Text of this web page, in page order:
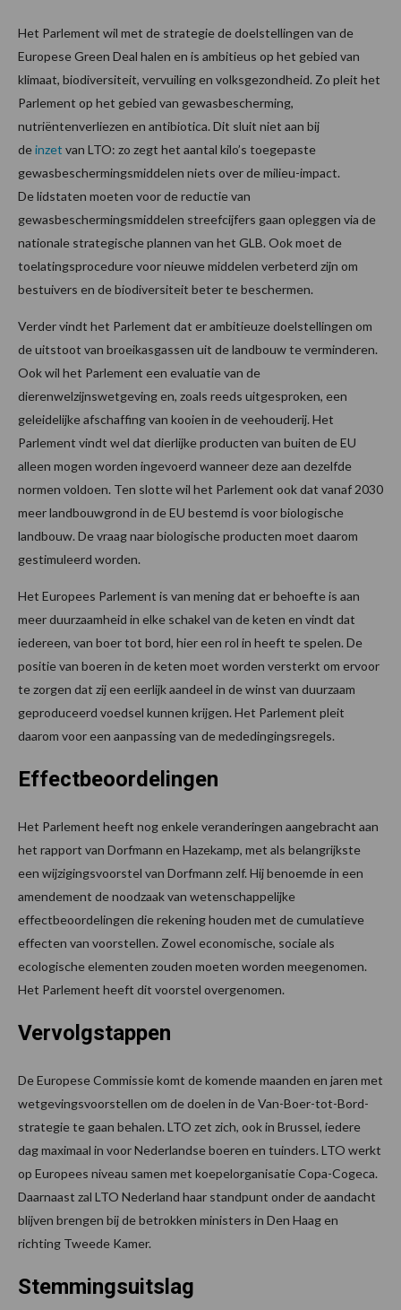
Het Parlement wil met de strategie de doelstellingen van de
Europese Green Deal halen en is ambitieus op het gebied van
klimaat, biodiversiteit, vervuiling en volksgezondheid. Zo pleit het
Parlement op het gebied van gewasbescherming,
nutriëntenverliezen en antibiotica. Dit sluit niet aan bij
deinzet van LTO: zo zegt het aantal kilo’s toegepaste
gewasbeschermingsmiddelen niets over de milieu-impact.
De lidstaten moeten voor de reductie van
gewasbeschermingsmiddelen streefcijfers gaan opleggen via de
nationale strategische plannen van het GLB. Ook moet de
toelatingsprocedure voor nieuwe middelen verbeterd zijn om
bestuivers en de biodiversiteit beter te beschermen.
Verder vindt het Parlement dat er ambitieuze doelstellingen om
de uitstoot van broeikasgassen uit de landbouw te verminderen.
Ook wil het Parlement een evaluatie van de
dierenwelzijnswetgeving en, zoals reeds uitgesproken, een
geleidelijke afschaffing van kooien in de veehouderij. Het
Parlement vindt wel dat dierlijke producten van buiten de EU
alleen mogen worden ingevoerd wanneer deze aan dezelfde
normen voldoen. Ten slotte wil het Parlement ook dat vanaf 2030
meer landbouwgrond in de EU bestemd is voor biologische
landbouw. De vraag naar biologische producten moet daarom
gestimuleerd worden.
Het Europees Parlement is van mening dat er behoefte is aan
meer duurzaamheid in elke schakel van de keten en vindt dat
iedereen, van boer tot bord, hier een rol in heeft te spelen. De
positie van boeren in de keten moet worden versterkt om ervoor
te zorgen dat zij een eerlijk aandeel in de winst van duurzaam
geproduceerd voedsel kunnen krijgen. Het Parlement pleit
daarom voor een aanpassing van de mededingingsregels.
Effectbeoordelingen
Het Parlement heeft nog enkele veranderingen aangebracht aan
het rapport van Dorfmann en Hazekamp, met als belangrijkste
een wijzigingsvoorstel van Dorfmann zelf. Hij benoemde in een
amendement de noodzaak van wetenschappelijke
effectbeoordelingen die rekening houden met de cumulatieve
effecten van voorstellen. Zowel economische, sociale als
ecologische elementen zouden moeten worden meegenomen.
Het Parlement heeft dit voorstel overgenomen.
Vervolgstappen
De Europese Commissie komt de komende maanden en jaren met
wetgevingsvoorstellen om de doelen in de Van-Boer-tot-Bord-
strategie te gaan behalen. LTO zet zich, ook in Brussel, iedere
dag maximaal in voor Nederlandse boeren en tuinders. LTO werkt
op Europees niveau samen met koepelorganisatie Copa-Cogeca.
Daarnaast zal LTO Nederland haar standpunt onder de aandacht
blijven brengen bij de betrokken ministers in Den Haag en
richting Tweede Kamer.
Stemmingsuitslag